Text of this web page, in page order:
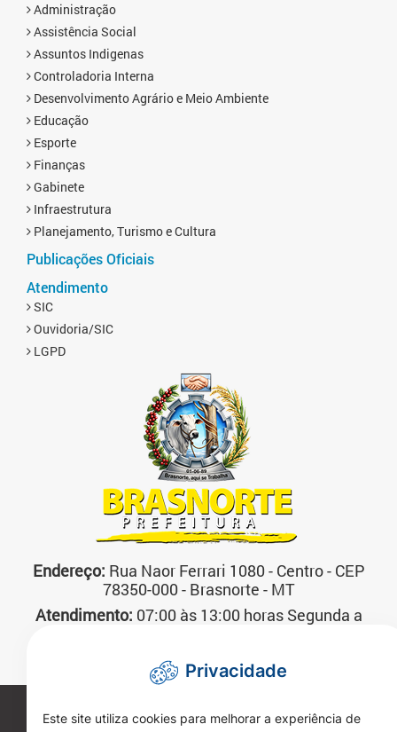
Administração
Assistência Social
Assuntos Indigenas
Controladoria Interna
Desenvolvimento Agrário e Meio Ambiente
Educação
Esporte
Finanças
Gabinete
Infraestrutura
Planejamento, Turismo e Cultura
Publicações Oficiais
Atendimento
SIC
Ouvidoria/SIC
LGPD
Endereço: Rua Naor Ferrari 1080 - Centro - CEP
78350-000 - Brasnorte - MT
Atendimento: 07:00 às 13:00 horas Segunda a
Telefone: (66)3592-3200
Copyright 2026. Todos os direitos reservados.
Privacidade
Este site utiliza cookies para melhorar a experiência de